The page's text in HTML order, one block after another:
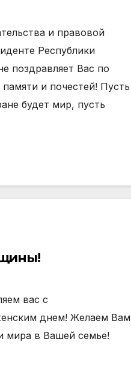
и правовой
Республики
поздравляет Вас по
и почестей! Пусть
будет мир, пусть
вас с
днем! Желаем Вам
мира в Вашей семье!